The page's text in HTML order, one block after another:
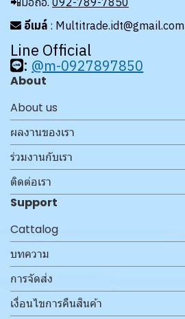
อีเมล์ : Multitrade.idt@gmail.com
Line Official
: @m-0927897850
About
About us
ผลงานของเรา
ร่วมงานกับเรา
ติดต่อเรา
Support
Cattalog
บทความ
การจัดส่ง
เงื่อนไขการคืนสินค้า